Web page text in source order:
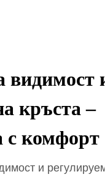
видимост
кръста –
с комфорт
и